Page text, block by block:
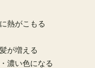
熱がこもる
が増える
濃い色になる